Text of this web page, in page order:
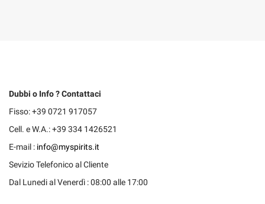
Dubbi o Info ? Contattaci
Fisso: +39 0721 917057
Cell. e W.A.: +39 334 1426521
E-mail : info@myspirits.it
Sevizio Telefonico al Cliente
Dal Lunedi al Venerdì : 08:00 alle 17:00